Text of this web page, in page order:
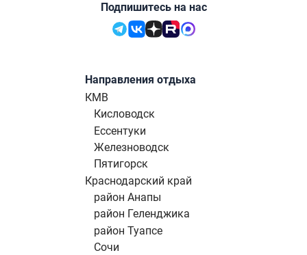
Подпишитесь на нас
Направления отдыха
КМВ
Кисловодск
Ессентуки
Железноводск
Пятигорск
Краснодарский край
район Анапы
район Геленджика
район Туапсе
Сочи